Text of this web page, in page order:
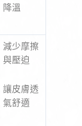
降溫
減少摩擦
與壓迫
讓皮膚透
氣舒適